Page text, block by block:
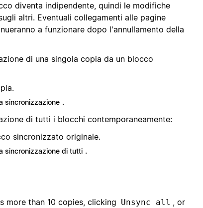
diventa indipendente, quindi le modifiche
altri. Eventuali collegamenti alle pagine
a funzionare dopo l'annullamento della
di una singola copia da un blocco
sincronizzazione .
di tutti i blocchi contemporaneamente:
sincronizzato originale.
sincronizzazione di tutti .
more than 10 copies, clicking Unsync all
, or